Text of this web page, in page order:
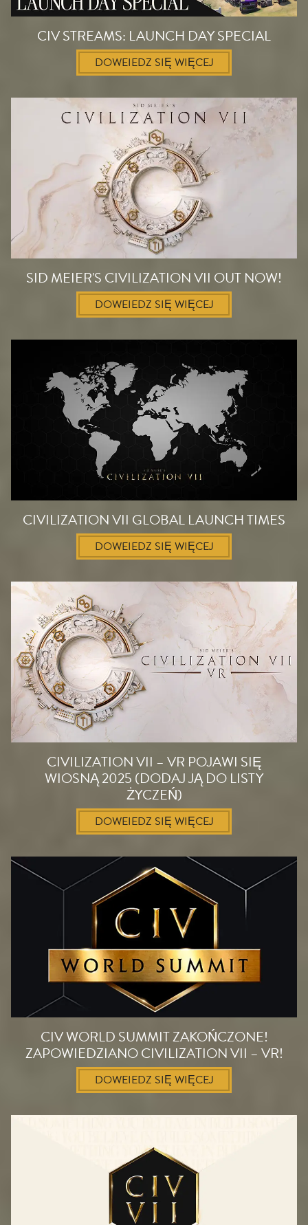
CIV STREAMS: LAUNCH DAY SPECIAL
DOWEIEDZ SIĘ WIĘCEJ
SID MEIER'S CIVILIZATION VII OUT NOW!
DOWEIEDZ SIĘ WIĘCEJ
CIVILIZATION VII GLOBAL LAUNCH TIMES
DOWEIEDZ SIĘ WIĘCEJ
CIVILIZATION VII – VR POJAWI SIĘ
WIOSNĄ 2025 (DODAJ JĄ DO LISTY
ŻYCZEŃ)
DOWEIEDZ SIĘ WIĘCEJ
CIV WORLD SUMMIT ZAKOŃCZONE!
ZAPOWIEDZIANO CIVILIZATION VII – VR!
DOWEIEDZ SIĘ WIĘCEJ